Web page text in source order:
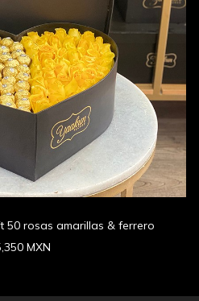
50 rosas amarillas & ferrero
MXN